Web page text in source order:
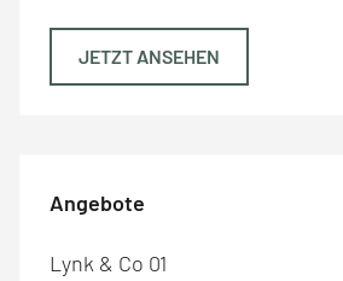
JETZT ANSEHEN
Angebote
Lynk & Co 01